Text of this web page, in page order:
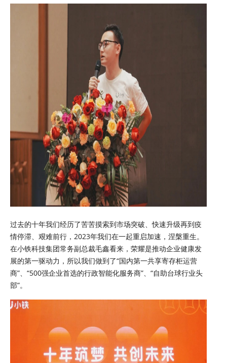
过去的十年我们经历了苦苦摸索到市场突破、快速升级再到疫
情停滞、艰难前行，2023年我们在一起重启加速，涅槃重生。
在小铁科技集团常务副总裁毛鑫看来，荣耀是推动企业健康发
展的第一驱动力，所以我们做到了“国内第一共享寄存柜运营
商”、“500强企业首选的行政智能化服务商”、“自助台球行业头
部”。